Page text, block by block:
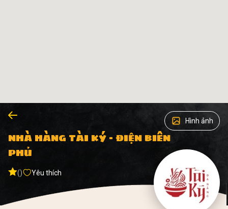
Hình ảnh
NHÀ HÀNG TÀI KÝ - ĐIỆN BIÊN
PHỦ
() Yêu thích